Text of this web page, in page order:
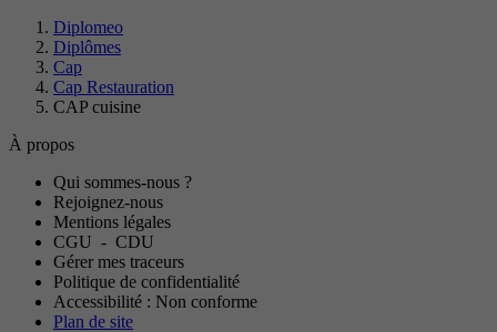
Diplomeo
Diplômes
Cap
Cap Restauration
CAP cuisine
À propos
Qui sommes-nous ?
Rejoignez-nous
Mentions légales
CGU - CDU
Gérer mes traceurs
Politique de confidentialité
Accessibilité : Non conforme
Plan de site